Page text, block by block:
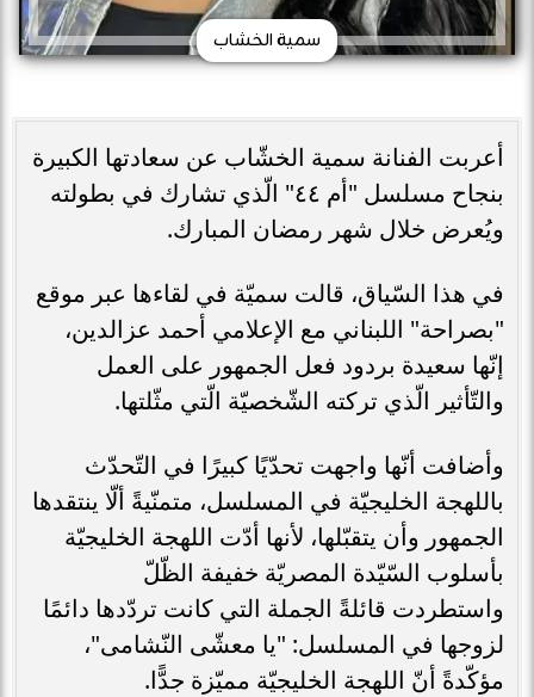
سمية الخشاب
أعربت الفنانة سمية الخشّاب عن سعادتها الكبيرة
بنجاح مسلسل "أم ٤٤" الّذي تشارك في بطولته
ويُعرض خلال شهر رمضان المبارك.
في هذا السّياق، قالت سميّة في لقاءها عبر موقع
"بصراحة" اللبناني مع الإعلامي أحمد عزالدين،
إنّها سعيدة بردود فعل الجمهور على العمل
والتّأثير الّذي تركته الشّخصيّة الّتي مثّلتها.
وأضافت أنّها واجهت تحدّيًا كبيرًا في التّحدّث
باللهجة الخليجيّة في المسلسل، متمنّيةً ألّا ينتقدها
الجمهور وأن يتقبّلها، لأنها أدّت اللهجة الخليجيّة
بأسلوب السّيّدة المصريّة خفيفة الظّلّ
واستطردت قائلةً الجملة التي كانت تردّدها دائمًا
لزوجها في المسلسل: "يا معشّى النّشامى"،
مؤكّدةً أنّ اللهجة الخليجيّة مميّزة جدًّا.